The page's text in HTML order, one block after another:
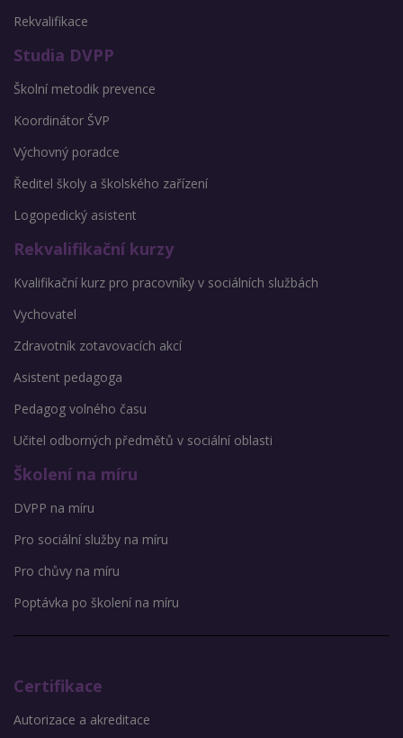
Rekvalifikace
Studia DVPP
Školní metodik prevence
Koordinátor ŠVP
Výchovný poradce
Ředitel školy a školského zařízení
Logopedický asistent
Rekvalifikační kurzy
Kvalifikační kurz pro pracovníky v sociálních službách
Vychovatel
Zdravotník zotavovacích akcí
Asistent pedagoga
Pedagog volného času
Učitel odborných předmětů v sociální oblasti
Školení na míru
DVPP na míru
Pro sociální služby na míru
Pro chůvy na míru
Poptávka po školení na míru
Certifikace
Autorizace a akreditace